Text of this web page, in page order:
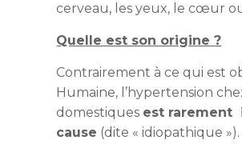
cerveau, les yeux, le cœur
Quelle est son origine ?
Contrairement à ce qui est
Humaine, l’hypertension
domestiques est rarement
cause (dite « idiopathique »).